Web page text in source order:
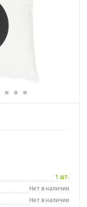
1 шт.
Нет в наличии
Нет в наличии